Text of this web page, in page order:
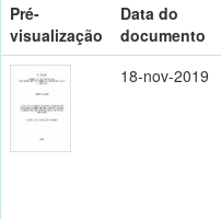
Pré-
visualização
Data do
documento
18-nov-2019